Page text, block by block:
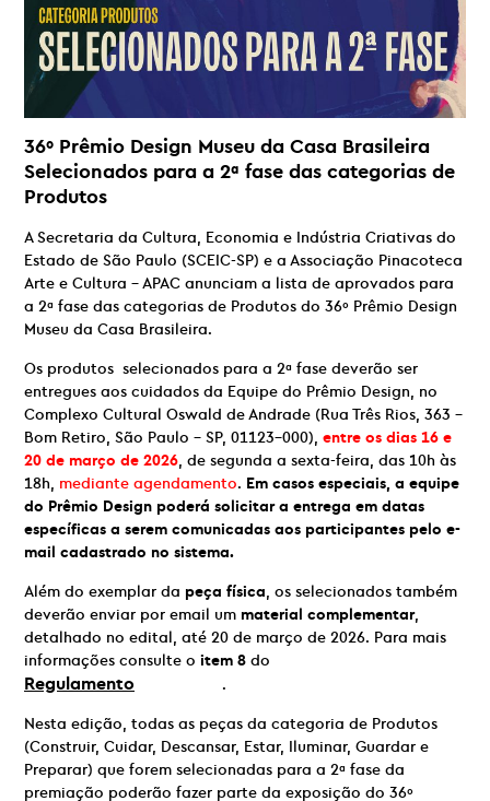
36º Prêmio Design Museu da Casa Brasileira
Selecionados para a 2ª fase das categorias de
Produtos
A Secretaria da Cultura, Economia e Indústria Criativas do
Estado de São Paulo (SCEIC-SP) e a Associação Pinacoteca
Arte e Cultura – APAC anunciam a lista de aprovados para
a 2ª fase das categorias de Produtos do 36º Prêmio Design
Museu da Casa Brasileira.
Os produtos selecionados para a 2ª fase deverão ser
entregues aos cuidados da Equipe do Prêmio Design, no
Complexo Cultural Oswald de Andrade (Rua Três Rios, 363 –
Bom Retiro, São Paulo – SP, 01123-000), entre os dias 16 e
20 de março de 2026 de segunda a sexta-feira, das 10h às
18h, mediante agendamento. Em casos especiais, a equipe
do Prêmio Design poderá solicitar a entrega em datas
específicas a serem comunicadas aos participantes pelo e-
mail cadastrado no sistema.
Além do exemplar da peça física , os selecionados também
deverão enviar por email um material complementar,
detalhado no edital, até 20 de março de 2026. Para mais
informações consulte o item 8 do
Regulamento
.
Nesta edição, todas as peças da categoria de Produtos
(Construir, Cuidar, Descansar, Estar, Iluminar, Guardar e
Preparar) que forem selecionadas para a 2ª fase da
premiação poderão fazer parte da exposição do 36º